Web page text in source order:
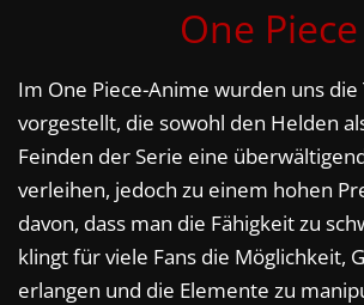
One Piece
Im One Piece-Anime wurden uns
vorgestellt, die sowohl den Helden
Feinden der Serie eine
verleihen, jedoch zu einem hohen
davon, dass man die Fähigkeit zu
klingt für viele Fans die Möglichkeit,
erlangen und die Elemente zu